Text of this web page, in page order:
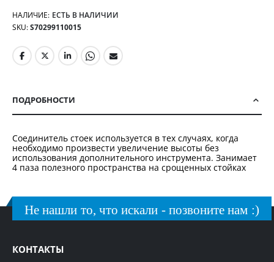
НАЛИЧИЕ: ЕСТЬ В НАЛИЧИИ
SKU S70299110015
ПОДРОБНОСТИ
Соединитель стоек используется в тех случаях, когда
необходимо произвести увеличение высоты без
использования дополнительного инструмента. Занимает
4 паза полезного пространства на срощенных стойках
Не нашли то, что искали - позвоните нам :)
КОНТАКТЫ